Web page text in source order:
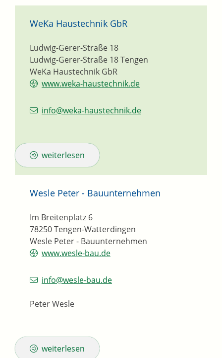
WeKa Haustechnik GbR
WeKa Haustechnik GbR
Ludwig-Gerer-Straße 18
Ludwig-Gerer-Straße 18Tengen
www.weka-haustechnik.de
info@weka-haustechnik.de
weiterlesen
Wesle Peter - Bauunternehmen
Wesle Peter - Bauunternehmen
Im Breitenplatz 6
78250Tengen-Watterdingen
www.wesle-bau.de
info@wesle-bau.de
Peter Wesle
weiterlesen